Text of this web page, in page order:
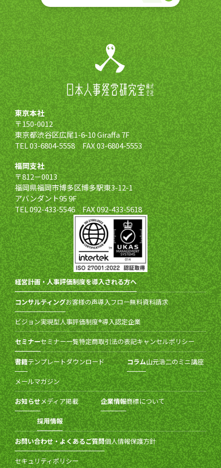
東京本社
〒150-0012
東京都渋谷区広尾1-6-10 Giraffa 7F
TEL 03-6804-5558 FAX 03-6804-5553
福岡支社
〒812－0013
福岡県福岡市博多区博多駅東3-12-1
アバンダント95 9F
TEL 092-433-5546 FAX 092-433-5618
経営計画・人事評価制度を導入される方へ
コンサルティングお客様の声導入フロー無料資料請求
ビジョン実現型人事評価制度®導入認定企業
セミナーセミナー一覧特定商取引法の表記キャンセルポリシー
書籍テンプレートダウンロード コラム山元浩二のミニ講座
メールマガジン
お知らせメディア掲載 企業情報商標について
採用情報
お問い合わせ・よくあるご質問個人情報保護方針
セキュリティポリシー